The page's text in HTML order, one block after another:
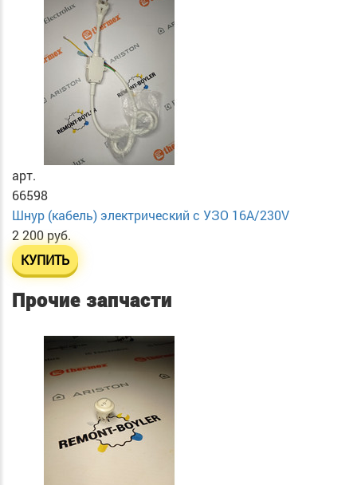
арт.
66598
Шнур (кабель) электрический с УЗО 16А/230V
2 200 руб.
КУПИТЬ
Прочие запчасти